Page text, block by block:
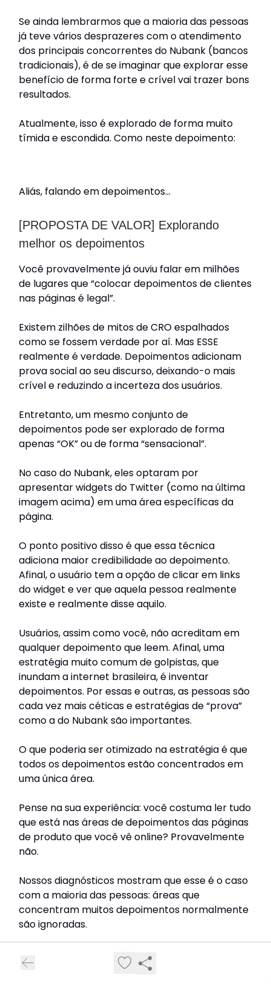
Se ainda lembrarmos que a maioria das pessoas
já teve vários desprazeres com o atendimento
dos principais concorrentes do Nubank (bancos
tradicionais), é de se imaginar que explorar esse
benefício de forma forte e crível vai trazer bons
resultados.
Atualmente, isso é explorado de forma muito
tímida e escondida. Como neste depoimento:
Aliás, falando em depoimentos…
[PROPOSTA DE VALOR] Explorando
melhor os depoimentos
Você provavelmente já ouviu falar em milhões
de lugares que “colocar depoimentos de clientes
nas páginas é legal”.
Existem zilhões de mitos de CRO espalhados
como se fossem verdade por aí. Mas ESSE
realmente é verdade. Depoimentos adicionam
prova social ao seu discurso, deixando-o mais
crível e reduzindo a incerteza dos usuários.
Entretanto, um mesmo conjunto de
depoimentos pode ser explorado de forma
apenas “OK” ou de forma “sensacional”.
No caso do Nubank, eles optaram por
apresentar widgets do Twitter (como na última
imagem acima) em uma área específicas da
página.
O ponto positivo disso é que essa técnica
adiciona maior credibilidade ao depoimento.
Afinal, o usuário tem a opção de clicar em links
do widget e ver que aquela pessoa realmente
existe e realmente disse aquilo.
Usuários, assim como você, não acreditam em
qualquer depoimento que leem. Afinal, uma
estratégia muito comum de golpistas, que
inundam a internet brasileira, é inventar
depoimentos. Por essas e outras, as pessoas são
cada vez mais céticas e estratégias de “prova”
como a do Nubank são importantes.
O que poderia ser otimizado na estratégia é que
todos os depoimentos estão concentrados em
uma única área.
Pense na sua experiência: você costuma ler tudo
que está nas áreas de depoimentos das páginas
de produto que você vê online? Provavelmente
não.
Nossos diagnósticos mostram que esse é o caso
com a maioria das pessoas: áreas que
concentram muitos depoimentos normalmente
são ignoradas.
Um caminho para lidar com essa questão é o
uso do que eu chamo de “prova social